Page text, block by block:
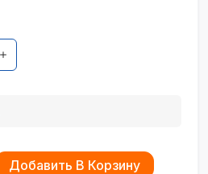
Добавить В Корзину